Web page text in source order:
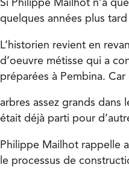
Si Philippe Mailhot n’a
quelques années plus
L’historien revient en
d’oeuvre métisse qui a
préparées à Pembina.
arbres assez grands dans
était déjà parti pour
Philippe Mailhot rappelle
le processus de